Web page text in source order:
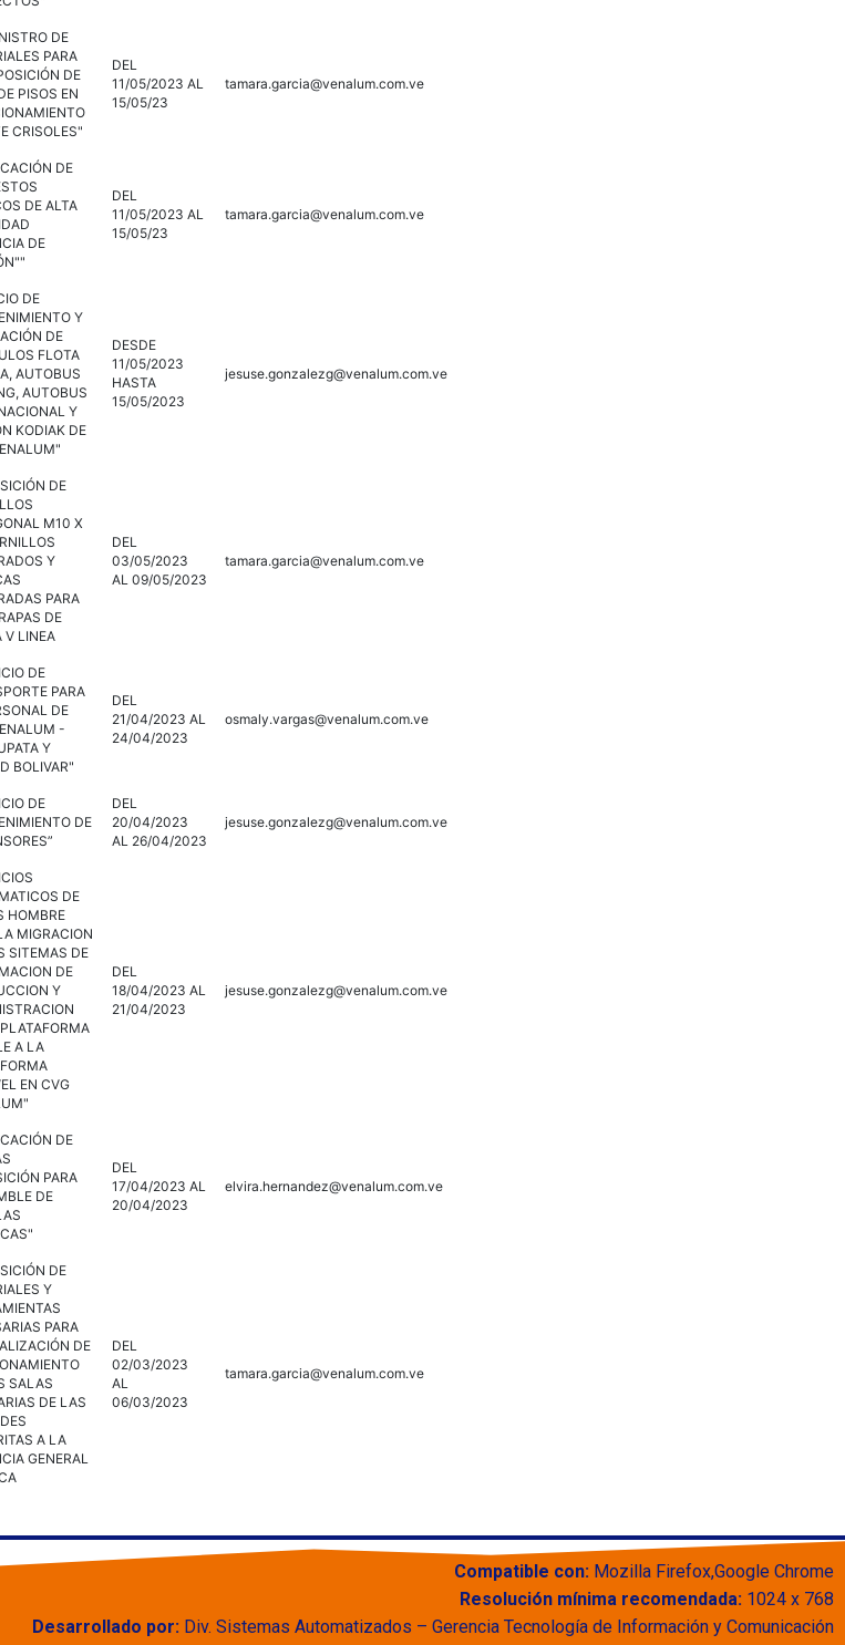
DE
PARA
DE
PISOS EN
CRISOLES"
DEL
11/05/2023 AL
15/05/23
tamara.garcia@venalum.com.ve
DE
DE ALTA
DE
DEL
11/05/2023 AL
15/05/23
tamara.garcia@venalum.com.ve
DE
Y
DE
FLOTA
AUTOBUS
AUTOBUS
Y
KODIAK DE
DESDE
11/05/2023
HASTA
15/05/2023
jesuse.gonzalezg@venalum.com.ve
DE
M10 X
Y
PARA
DE
V LINEA
DEL
03/05/2023
AL 09/05/2023
tamara.garcia@venalum.com.ve
DE
PARA
DE
-
Y
BOLIVAR"
DEL
21/04/2023 AL
24/04/2023
osmaly.vargas@venalum.com.ve
DE
DE
DEL
20/04/2023
AL 26/04/2023
jesuse.gonzalezg@venalum.com.ve
DE
HOMBRE
MIGRACION
SITEMAS DE
DE
Y
A LA
EN CVG
DEL
18/04/2023 AL
21/04/2023
jesuse.gonzalezg@venalum.com.ve
DE
PARA
DE
DEL
17/04/2023 AL
20/04/2023
elvira.hernandez@venalum.com.ve
DE
Y
PARA
DE
SALAS
DE LAS
A LA
GENERAL
DEL
02/03/2023
AL
06/03/2023
tamara.garcia@venalum.com.ve
Compatible con: Mozilla Firefox,Google Chrome
Resolución mínima recomendada: 1024 x 768
Desarrollado por: Div. Sistemas Automatizados – Gerencia Tecnología de Información y Comunicación